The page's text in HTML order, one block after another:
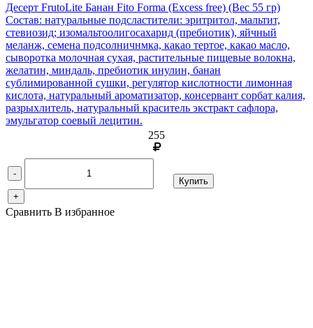
Десерт FrutoLite Банан Fito Forma (Excess free) (Вес 55 гр)
Состав: натуральные подсластители: эритритол, мальтит,
стевиозид; изомальтоолигосахарид (пребиотик), яйчный
меланж, семена подсолничнмка, какао тертое, какао масло,
сыворотка молочная сухая, растительные пищевые волокна,
желатин, миндаль, пребиотик инулин, банан
сублимированной сушки, регулятор кислотности лимонная
кислота, натуральный ароматизатор, консервант сорбат калия,
разрыхлитель, натуральный краситель экстракт сафлора,
эмульгатор соевый лецитин.
255
-
+
Купить
Сравнить В избранное